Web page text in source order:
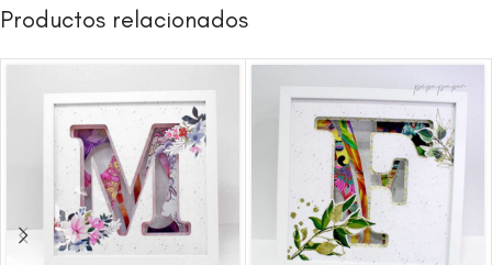
Productos relacionados